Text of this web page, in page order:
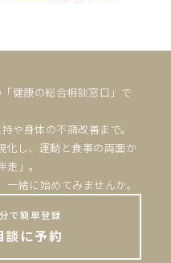
健康の総合相談窓口」で
や身体の不調改善まで。
化し、運動と食事の両面か
」。
緒に始めてみませんか。
で簡単登録
談に予約